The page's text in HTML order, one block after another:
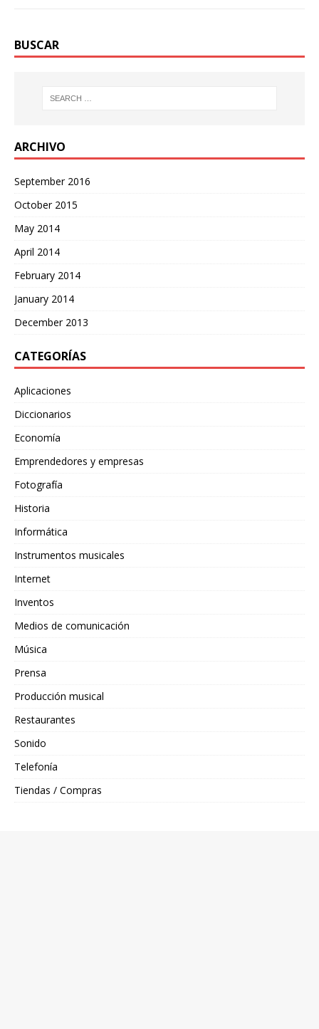
BUSCAR
ARCHIVO
September 2016
October 2015
May 2014
April 2014
February 2014
January 2014
December 2013
CATEGORÍAS
Aplicaciones
Diccionarios
Economía
Emprendedores y empresas
Fotografía
Historia
Informática
Instrumentos musicales
Internet
Inventos
Medios de comunicación
Música
Prensa
Producción musical
Restaurantes
Sonido
Telefonía
Tiendas / Compras